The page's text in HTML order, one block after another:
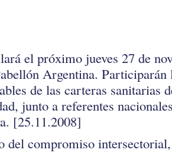
el próximo jueves 27 de
Argentina.
de las carteras sanitarias
junto a referentes
[25.11.2008]
del compromiso